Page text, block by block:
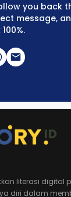
you back
message,
literasi digital
diri dalam